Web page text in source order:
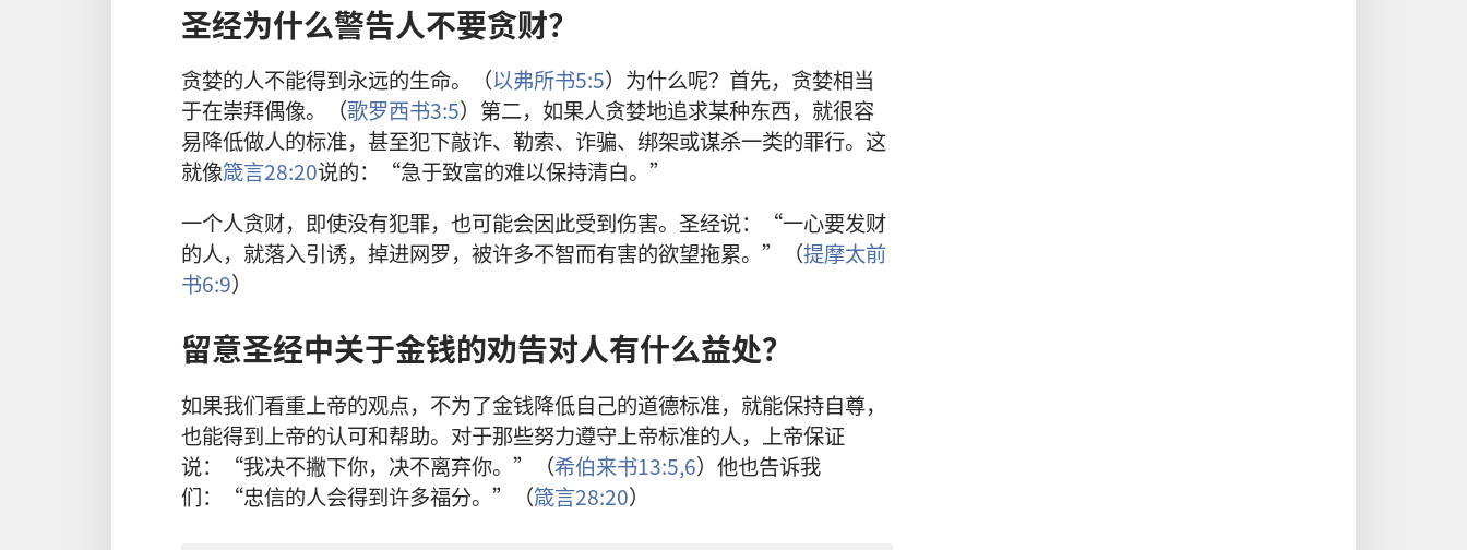
圣经为什么警告人不要贪财？
贪婪的人不能得到永远的生命。（以弗所书5:5）为什么呢？首先，贪婪相当
于在崇拜偶像。（歌罗西书3:5）第二，如果人贪婪地追求某种东西，就很容
易降低做人的标准，甚至犯下敲诈、勒索、诈骗、绑架或谋杀一类的罪行。这
就像箴言28:20说的：“急于致富的难以保持清白。”
一个人贪财，即使没有犯罪，也可能会因此受到伤害。圣经说：“一心要发财
的人，就落入引诱，掉进网罗，被许多不智而有害的欲望拖累。”（提摩太前
书6:9）
留意圣经中关于金钱的劝告对人有什么益处？
如果我们看重上帝的观点，不为了金钱降低自己的道德标准，就能保持自尊，
也能得到上帝的认可和帮助。对于那些努力遵守上帝标准的人，上帝保证
说：“我决不撇下你，决不离弃你。”（希伯来书13:5,6）他也告诉我
们：“忠信的人会得到许多福分。”（箴言28:20）